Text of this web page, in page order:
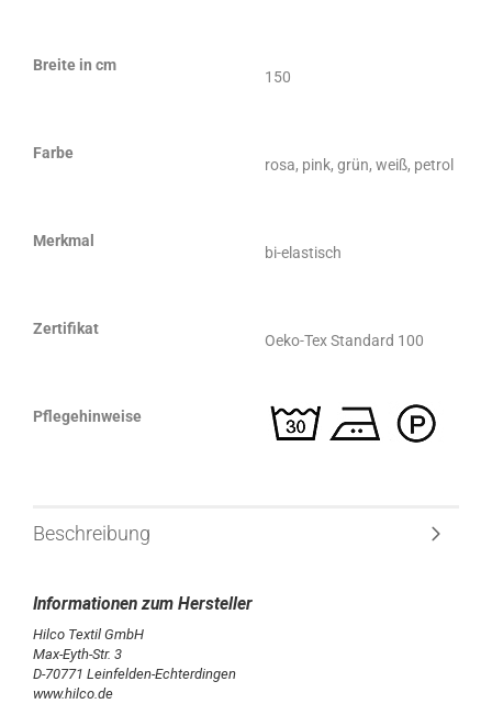
Breite in cm
150
Farbe
rosa, pink, grün, weiß, petrol
Merkmal
bi-elastisch
Zertifikat
Oeko-Tex Standard 100
Pflegehinweise
Beschreibung
Hilco Textil GmbH
Max-Eyth-Str. 3
D-70771 Leinfelden-Echterdingen
www.hilco.de